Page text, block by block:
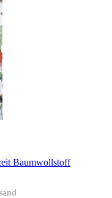
Baumwollstoff